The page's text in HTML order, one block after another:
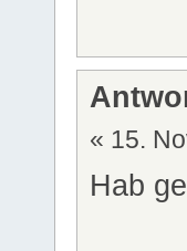
« 15.
Hab